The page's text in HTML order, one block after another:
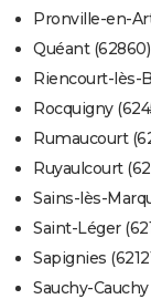
Pronville-en-
Quéant (62860)
Riencourt-lès-
Rocquigny
Rumaucourt
Ruyaulcourt
Sains-lès-
Saint-Léger
Sapignies
Sauchy-